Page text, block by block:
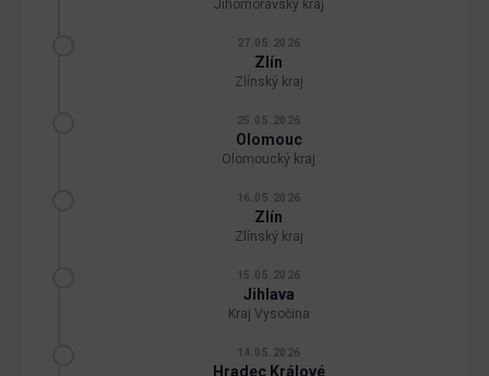
Jihomoravský kraj
27.05.2026
Zlín
Zlínský kraj
25.05.2026
Olomouc
Olomoucký kraj
16.05.2026
Zlín
Zlínský kraj
15.05.2026
Jihlava
Kraj Vysočina
14.05.2026
Hradec Králové